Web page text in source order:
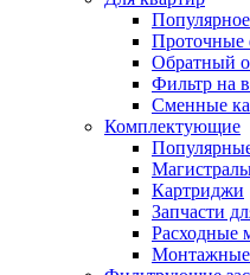
Проточные
Обратный
Фильтр на
Сменные
Комплектующие
Картриджи
Запчасти
Расходные